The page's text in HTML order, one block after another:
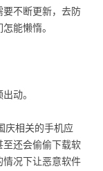
不断更新，去防
能懒惰。
动。
庆相关的手机应
还会偷偷下载软
况下让恶意软件